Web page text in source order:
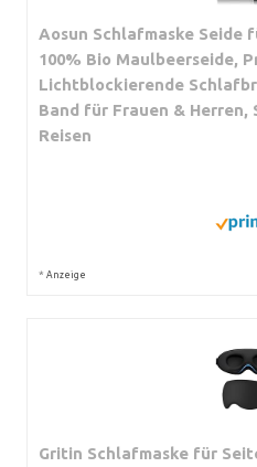
Aosun Schlafmaske Seide
100% Bio Maulbeerseide,
Lichtblockierende
Band für Frauen &
Reisen
* Anzeige
Gritin Schlafmaske für